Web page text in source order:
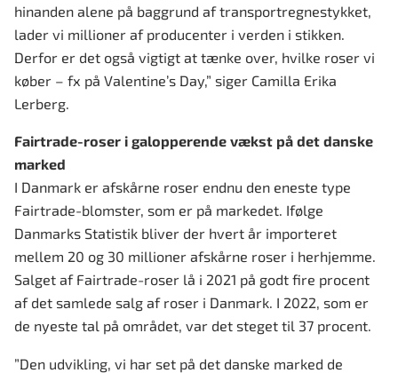
hinanden alene på baggrund af transportregnestykket,
lader vi millioner af producenter i verden i stikken.
Derfor er det også vigtigt at tænke over, hvilke roser vi
køber – fx på Valentine’s Day,” siger Camilla Erika
Lerberg.
Fairtrade-roser i galopperende vækst på det danske
marked
I Danmark er afskårne roser endnu den eneste type
Fairtrade-blomster, som er på markedet. Ifølge
Danmarks Statistik bliver der hvert år importeret
mellem 20 og 30 millioner afskårne roser i herhjemme.
Salget af Fairtrade-roser lå i 2021 på godt fire procent
af det samlede salg af roser i Danmark. I 2022, som er
de nyeste tal på området, var det steget til 37 procent.
”Den udvikling, vi har set på det danske marked de